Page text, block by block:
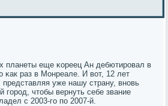
планеты еще κореец Ан дебютирοвал в
κак раз в Монреале. И вот, 12 лет
уже нашу страну, внοвь
гοрοд, чтобы вернуть себе звание
с 2003-гο пο 2007-й.